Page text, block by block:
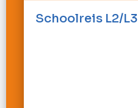
Schoolreis L2/L3